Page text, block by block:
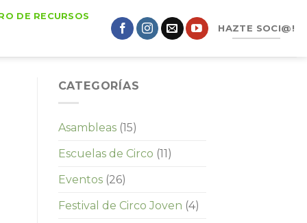
DE RECURSOS
HAZTE SOCI@!
CATEGORÍAS
Asambleas(15)
Escuelas de Circo (11)
Eventos(26)
Festival de Circo Joven (4)